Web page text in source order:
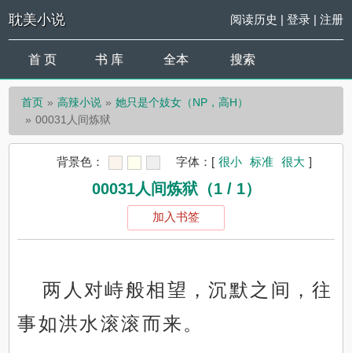
耽美小说 阅读历史 | 登录| 注册
首 页 书 库 全本 搜索
首页 高辣小说
她只是个妓女（NP，高H）
00031人间炼狱
背景色： 字体： [ 很小 标准 很大 ]
00031人间炼狱（1 / 1）
加入书签
两人对峙般相望，沉默之间，往
事如洪水滚滚而来。